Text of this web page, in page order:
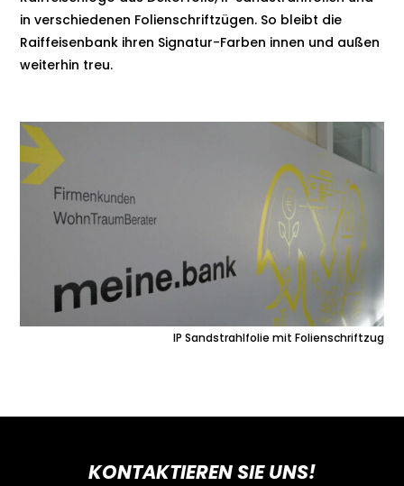
IP Sandstrahlfolie mit Folienschriftzug
in verschiedenen Folienschriftzügen. So bleibt die
Raiffeisenbank ihren Signatur-Farben innen und außen
weiterhin treu.
KONTAKTIEREN SIE UNS!